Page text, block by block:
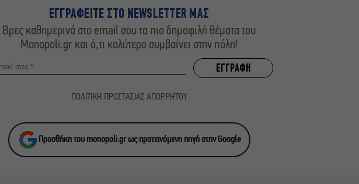
ΕΓΓΡΑΦΕΙΤΕ ΣΤΟ NEWSLETTER ΜΑΣ
Βρες καθημερινά στο email σου τα πιο δημοφιλή θέματα του
Monopoli.gr και ό,τι καλύτερο συμβαίνει στην πόλη!
ΠΟΛΙΤΙΚΗ ΠΡΟΣΤΑΣΙΑΣ ΑΠΟΡΡΗΤΟΥ
Προσθήκη του monopoli.gr ως προτεινόμενη πηγή στην Google